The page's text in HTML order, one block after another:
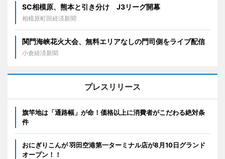
SC相模原、熊本と引き分け J3リーグ開幕
相模原町田経済新聞
関門海峡花火大会、無料エリアなしの門司側をライブ配信
小倉経済新聞
プレスリリース
旗竿地は「通路幅」が命！価格以上に消費者がこだわる絶対条
件
おにぎりこんが 羽田空港第一ターミナル店が8月10日グランド
オープン！！